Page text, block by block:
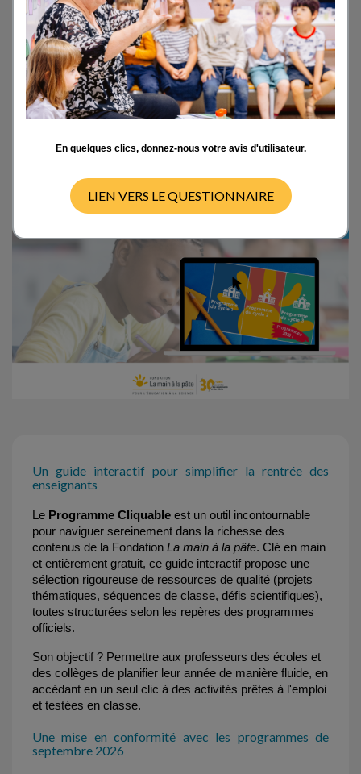
de son "Programme cliquable" pour l'année
2026-2027. Conçu pour accompagner les
enseignants dans la préparation de leur
rentrée, cet outil interactif intègre les
derniers ajustements des programmes
officiels en sciences et technologie, ainsi
Un guide interactif pour simplifier la rentrée des
enseignants
Le Programme Cliquable est un outil incontournable
pour naviguer sereinement dans la richesse des
contenus de la Fondation La main à la pâte. Clé en main
et entièrement gratuit, ce guide interactif propose une
sélection rigoureuse de ressources de qualité (projets
thématiques, séquences de classe, défis scientifiques),
toutes structurées selon les repères des programmes
officiels.
Son objectif ? Permettre aux professeurs des écoles et
des collèges de planifier leur année de manière fluide, en
accédant en un seul clic à des activités prêtes à l'emploi
et testées en classe.
Une mise en conformité avec les programmes de
septembre 2026
En quelques clics, donnez-nous votre avis d'utilisateur.
LIEN VERS LE QUESTIONNAIRE